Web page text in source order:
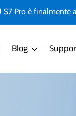
Pro è finalmente
Blog